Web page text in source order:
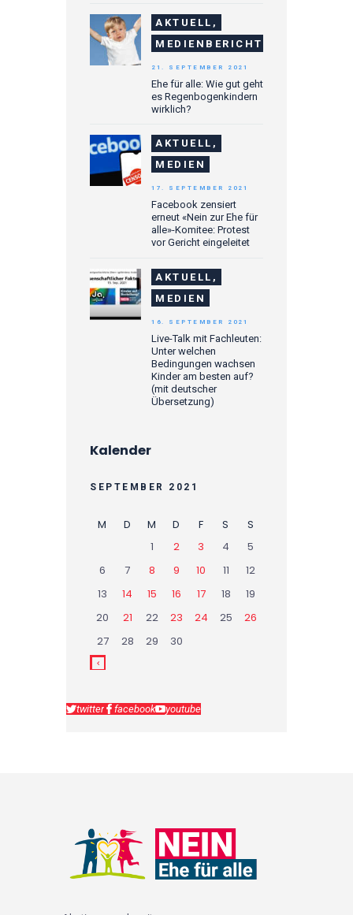
AKTUELL,
MEDIENBERICHTE
Ehe für alle: Wie gut geht
es Regenbogenkindern
wirklich?
21. SEPTEMBER 2021
AKTUELL,
MEDIEN
Facebook zensiert
erneut «Nein zur Ehe für
alle»-Komitee: Protest
vor Gericht eingeleitet
17. SEPTEMBER 2021
AKTUELL,
MEDIEN
Live-Talk mit Fachleuten:
Unter welchen
Bedingungen wachsen
Kinder am besten auf?
(mit deutscher
Übersetzung)
16. SEPTEMBER 2021
Kalender
SEPTEMBER 2021
M D M D F S
S
1
2 3 4
5
6
7 8 9 10 11
12
13
14 15 16 17 18
19
20
21 22 23 24 25
26
27
28 29 30
twitter facebook youtube